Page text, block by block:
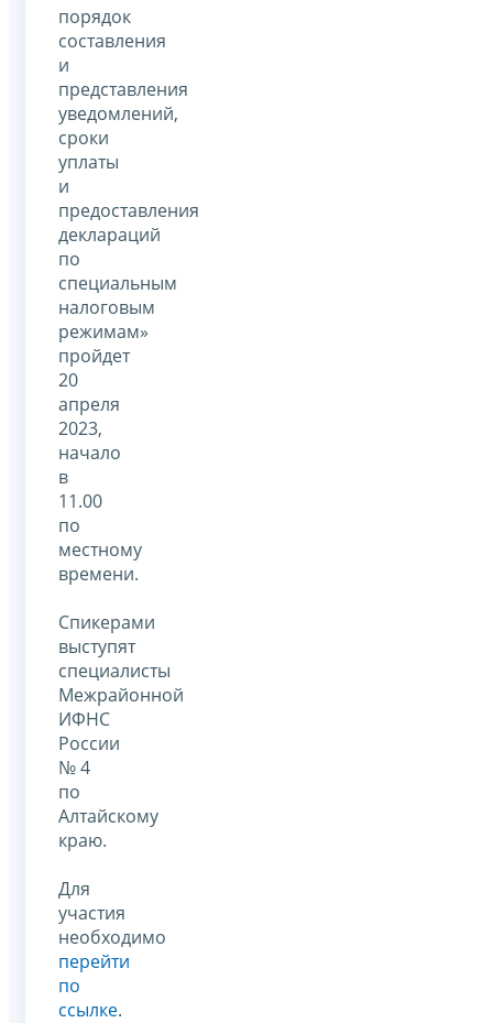
порядок
составления
и
представления
уведомлений,
сроки
уплаты
и
предоставления
деклараций
по
специальным
налоговым
режимам»
пройдет
20
апреля
2023,
начало
в
11.00
по
местному
времени.
Спикерами
выступят
специалисты
Межрайонной
ИФНС
России
№ 4
по
Алтайскому
краю.
Для
участия
необходимо
перейти
по
ссылке.